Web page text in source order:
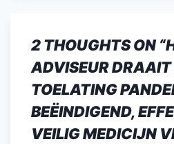
2 THOUGHTS ON “
ADVISEUR DRAAIT
TOELATING
BEËINDIGEND,
VEILIG MEDICIJN